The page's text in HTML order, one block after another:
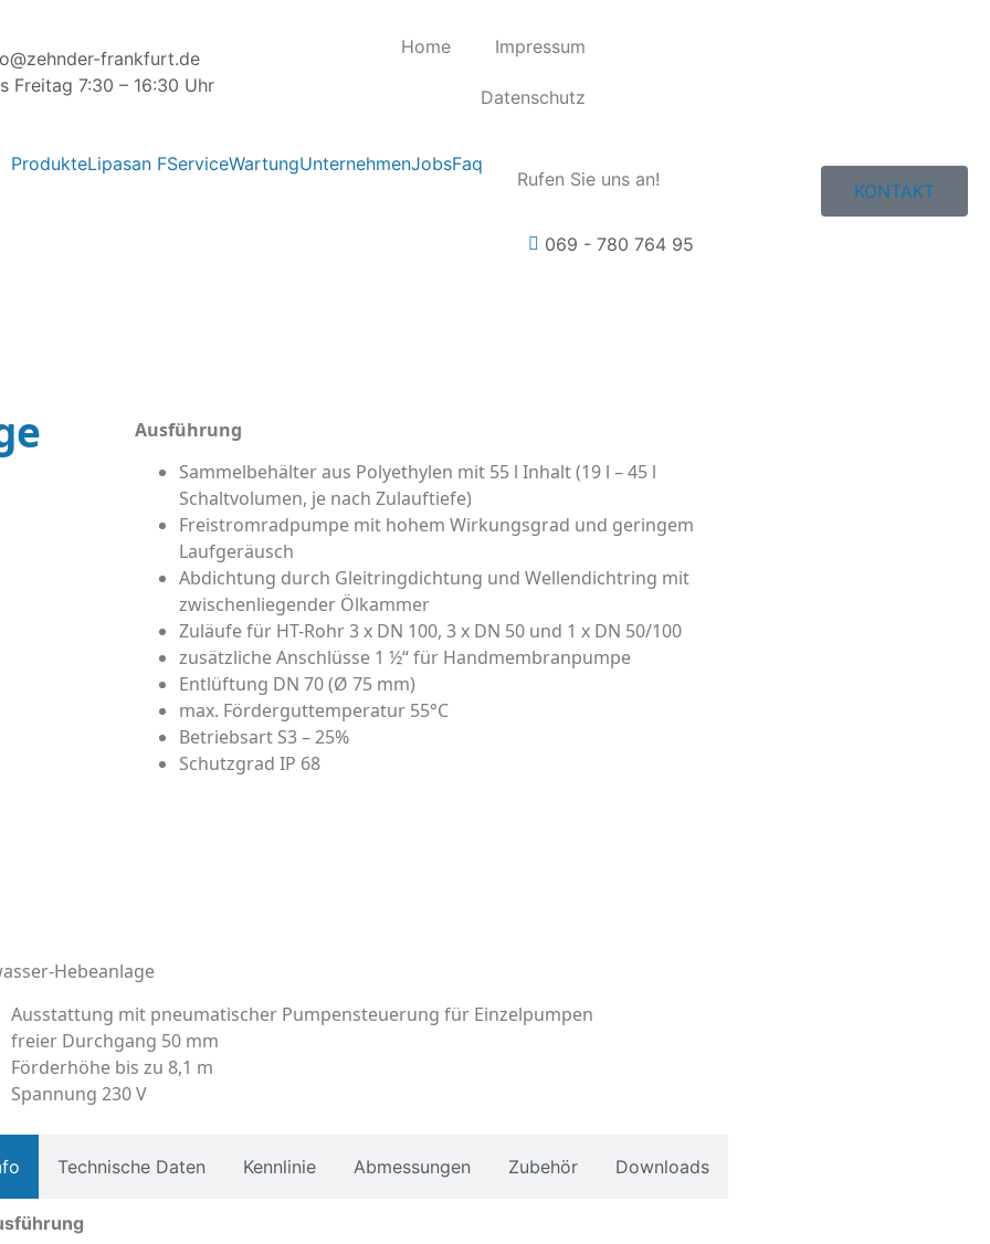
frankfurt.de
Freitag 7:30 – 16:30 Uhr
Home Impressum
Datenschutz
ProdukteLipasan FServiceWartungUnternehmenJobsFaq
Rufen Sie uns an!
069 - 780 764 95
KONTAKT
Ausführung
Sammelbehälter aus Polyethylen mit 55 l Inhalt (19 l – 45 l
Schaltvolumen, je nach Zulauftiefe)
Freistromradpumpe mit hohem Wirkungsgrad und geringem
Laufgeräusch
Abdichtung durch Gleitringdichtung und Wellendichtring mit
zwischenliegender Ölkammer
Zuläufe für HT-Rohr 3 x DN 100, 3 x DN 50 und 1 x DN 50/100
zusätzliche Anschlüsse 1 ½“ für Handmembranpumpe
Entlüftung DN 70 (Ø 75 mm)
max. Förderguttemperatur 55°C
Betriebsart S3 – 25%
Schutzgrad IP 68
Hebeanlage
Ausstattung mit pneumatischer Pumpensteuerung für Einzelpumpen
freier Durchgang 50 mm
Förderhöhe bis zu 8,1 m
Spannung 230 V
Technische Daten Kennlinie Abmessungen Zubehör Downloads